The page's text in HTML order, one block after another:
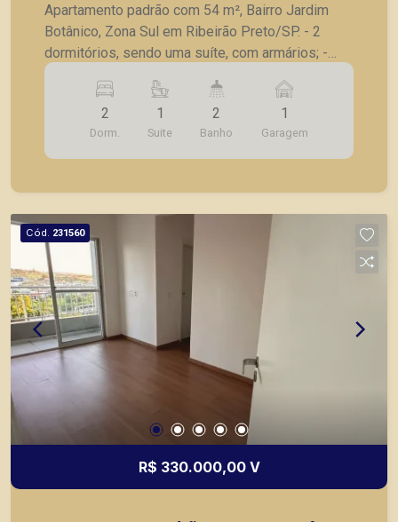
Apartamento padrão com 54 m², Bairro Jardim
Botânico, Zona Sul em Ribeirão Preto/SP. - 2
dormitórios, sendo uma suíte, com armários; -
Sala 02 ambientes; - Sacada; - Cozinha com
armários; - Banheiro social; - Área de serviço; - 1
Vaga de garagem;
2
Dorm.
1
Suite
2
Banho
1
Garagem
Cód. 231560
R$ 330.000,00 V